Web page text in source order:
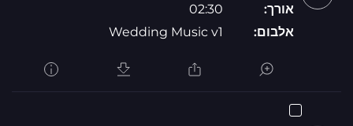
אורך:
02:30
אלבום:
Wedding Music v1